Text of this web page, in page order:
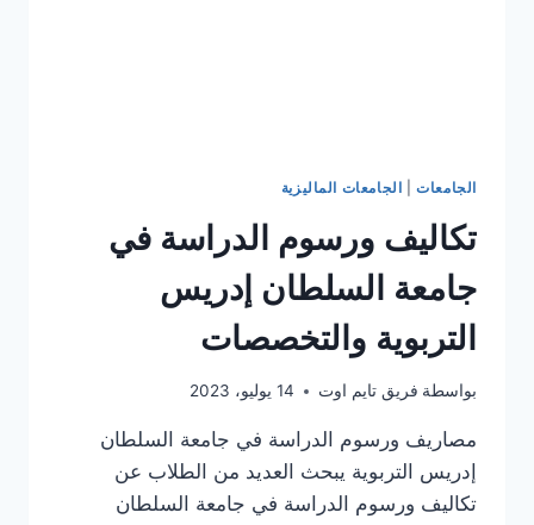
الجامعات| الجامعات الماليزية
تكاليف ورسوم الدراسة في
جامعة السلطان إدريس
التربوية والتخصصات
بواسطة فريق تايم اوت 14 يوليو، 2023
مصاريف ورسوم الدراسة في جامعة السلطان
إدريس التربوية يبحث العديد من الطلاب عن
تكاليف ورسوم الدراسة في جامعة السلطان